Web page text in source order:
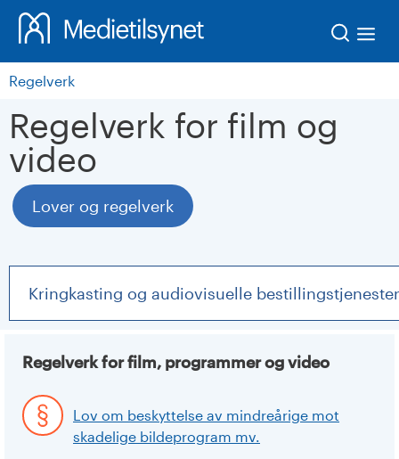
Regelverk
Regelverk for film og
video
Lover og regelverk
Kringkasting og audiovisuelle bestillingstjenester
Regelverk for film, programmer og video
Lov om beskyttelse av mindreårige mot
skadelige bildeprogram mv.